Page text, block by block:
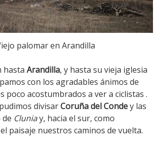
palomar en Arandilla
hasta Arandilla, y hasta su vieja iglesia
con los agradables ánimos de
poco acostumbrados a ver a ciclistas .
divisarCoruña del Condey las
Cluniay, hacia el sur, como
paisaje nuestros caminos de vuelta.